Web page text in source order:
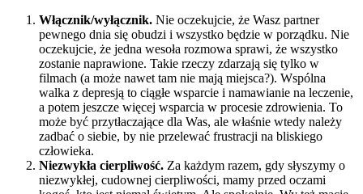
Włącznik/wyłącznik. Nie oczekujcie, że Wasz partner
pewnego dnia się obudzi i wszystko będzie w porządku. Nie
oczekujcie, że jedna wesoła rozmowa sprawi, że wszystko
zostanie naprawione. Takie rzeczy zdarzają się tylko w
filmach (a może nawet tam nie mają miejsca?). Wspólna
walka z depresją to ciągłe wsparcie i namawianie na leczenie,
a potem jeszcze więcej wsparcia w procesie zdrowienia. To
może być przytłaczające dla Was, ale właśnie wtedy należy
zadbać o siebie, by nie przelewać frustracji na bliskiego
człowieka.
Niezwykła cierpliwość. Za każdym razem, gdy słyszymy o
niezwykłej, cudownej cierpliwości, mamy przed oczami